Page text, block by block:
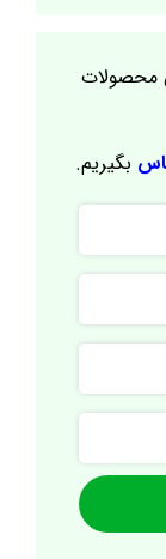
محصولات
بگیریم.